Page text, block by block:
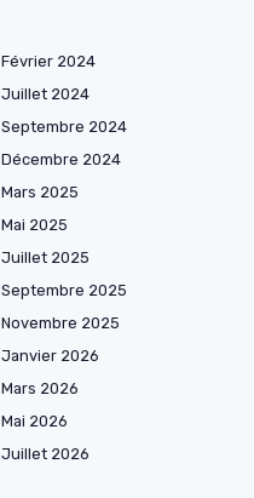
Février 2024
Juillet 2024
Septembre 2024
Décembre 2024
Mars 2025
Mai 2025
Juillet 2025
Septembre 2025
Novembre 2025
Janvier 2026
Mars 2026
Mai 2026
Juillet 2026